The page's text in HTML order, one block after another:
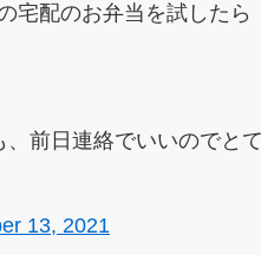
宅配のお弁当を試したら
前日連絡でいいのでと
13, 2021